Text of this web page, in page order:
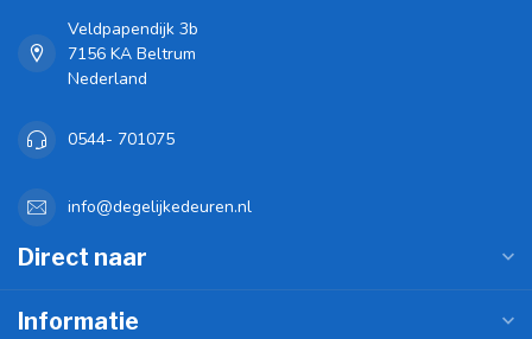
Veldpapendijk 3b
7156 KA Beltrum
Nederland
0544- 701075
info@degelijkedeuren.nl
Direct naar
Informatie